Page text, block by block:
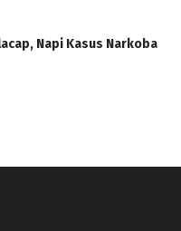
Napi Kasus Narkoba